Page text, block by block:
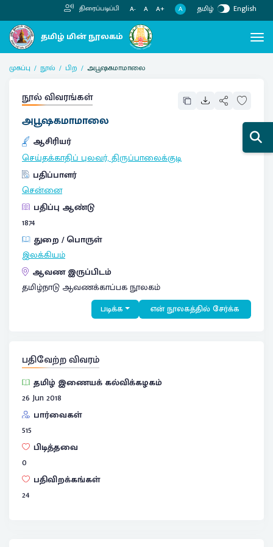
திரைப்படிப்பி A- A A+ A தமிழ் English
முகப்பு நூல் பிற அபூஷகமாமாலை
நூல் விவரங்கள்
அபூஷகமாமாலை
ஆசிரியர்
செய்தக்காதிப் புலவர், திருப்பாலைக்குடி
பதிப்பாளர்
சென்னை
பதிப்பு ஆண்டு
1874
துறை / பொருள்
இலக்கியம்
ஆவண இருப்பிடம்
தமிழ்நாடு ஆவணக்காப்பக நூலகம்
படிக்க என் நூலகத்தில் சேர்க்க
பதிவேற்ற விவரம்
தமிழ் இணையக் கல்விக்கழகம்
26 Jun 2018
பார்வைகள்
515
பிடித்தவை
0
பதிவிறக்கங்கள்
24